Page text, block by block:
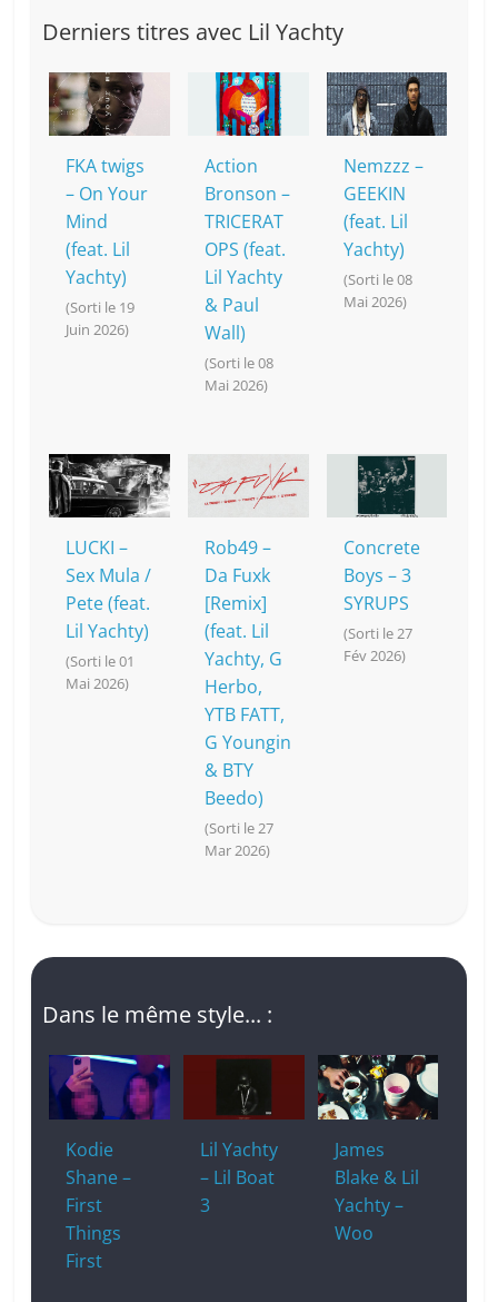
e
b
o
o
k
p
c
at
s
A
p
p
y
Li
n
k
g
er
Derniers titres avec Lil Yachty
FKA twigs
– On Your
Mind
(feat. Lil
Yachty)
(Sorti le 19
Juin 2026)
Action
Bronson –
TRICERAT
OPS (feat.
Lil Yachty
& Paul
Wall)
(Sorti le 08
Mai 2026)
Nemzzz –
GEEKIN
(feat. Lil
Yachty)
(Sorti le 08
Mai 2026)
LUCKI –
Sex Mula /
Pete (feat.
Lil Yachty)
(Sorti le 01
Mai 2026)
Rob49 –
Da Fuxk
[Remix]
(feat. Lil
Yachty, G
Herbo,
YTB FATT,
G Youngin
& BTY
Beedo)
(Sorti le 27
Mar 2026)
Concrete
Boys – 3
SYRUPS
(Sorti le 27
Fév 2026)
Dans le même style... :
Kodie
Shane –
First
Things
First
Lil Yachty
– Lil Boat
3
James
Blake & Lil
Yachty –
Woo